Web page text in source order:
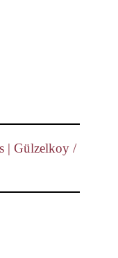
| Gülzelkoy /